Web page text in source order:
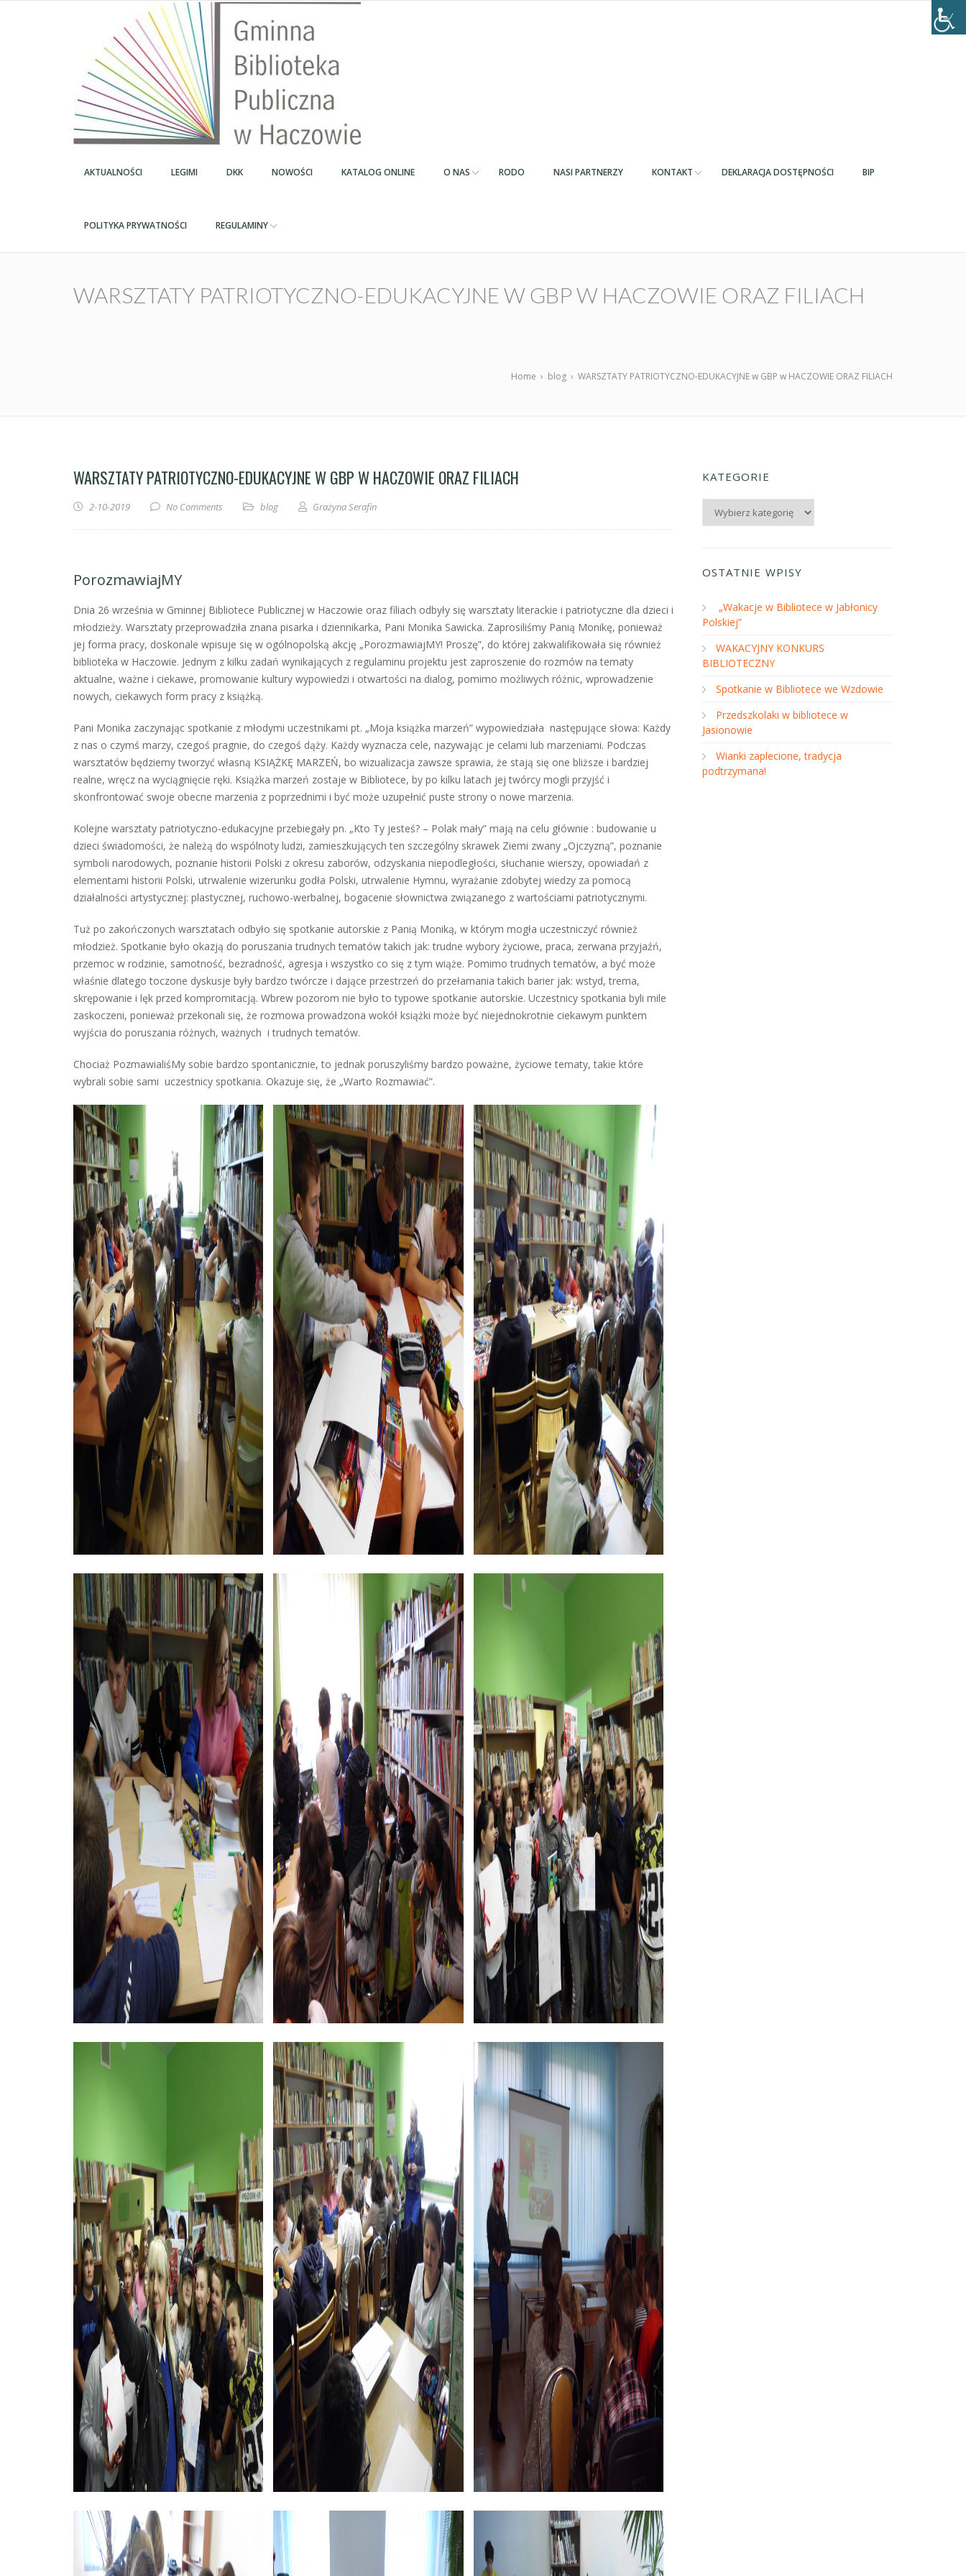
AKTUALNOŚCI LEGIMI DKK NOWOŚCI KATALOG ONLINE O NAS RODO NASI PARTNERZY KONTAKT DEKLARACJA DOSTĘPNOŚCI BIP
POLITYKA PRYWATNOŚCI REGULAMINY
WARSZTATY PATRIOTYCZNO-EDUKACYJNE W GBP W HACZOWIE ORAZ FILIACH
Home › blog › WARSZTATY PATRIOTYCZNO-EDUKACYJNE w GBP w HACZOWIE ORAZ FILIACH
WARSZTATY PATRIOTYCZNO-EDUKACYJNE W GBP W HACZOWIE ORAZ FILIACH
2-10-2019 No Comments blog Grażyna Serafin
PorozmawiajMY
Dnia 26 września w Gminnej Bibliotece Publicznej w Haczowie oraz filiach odbyły się warsztaty literackie i patriotyczne dla dzieci i
młodzieży. Warsztaty przeprowadziła znana pisarka i dziennikarka, Pani Monika Sawicka. Zaprosiliśmy Panią Monikę, ponieważ
jej forma pracy, doskonale wpisuje się w ogólnopolską akcję „PorozmawiajMY! Proszę”, do której zakwalifikowała się również
biblioteka w Haczowie. Jednym z kilku zadań wynikających z regulaminu projektu jest zaproszenie do rozmów na tematy
aktualne, ważne i ciekawe, promowanie kultury wypowiedzi i otwartości na dialog, pomimo możliwych różnic, wprowadzenie
nowych, ciekawych form pracy z książką.
Pani Monika zaczynając spotkanie z młodymi uczestnikami pt. „Moja książka marzeń” wypowiedziała następujące słowa: Każdy
z nas o czymś marzy, czegoś pragnie, do czegoś dąży. Każdy wyznacza cele, nazywając je celami lub marzeniami. Podczas
warsztatów będziemy tworzyć własną KSIĄŻKĘ MARZEŃ, bo wizualizacja zawsze sprawia, że stają się one bliższe i bardziej
realne, wręcz na wyciągnięcie ręki. Książka marzeń zostaje w Bibliotece, by po kilku latach jej twórcy mogli przyjść i
skonfrontować swoje obecne marzenia z poprzednimi i być może uzupełnić puste strony o nowe marzenia.
Kolejne warsztaty patriotyczno-edukacyjne przebiegały pn. „Kto Ty jesteś? – Polak mały” mają na celu głównie : budowanie u
dzieci świadomości, że należą do wspólnoty ludzi, zamieszkujących ten szczególny skrawek Ziemi zwany „Ojczyzną”, poznanie
symboli narodowych, poznanie historii Polski z okresu zaborów, odzyskania niepodległości, słuchanie wierszy, opowiadań z
elementami historii Polski, utrwalenie wizerunku godła Polski, utrwalenie Hymnu, wyrażanie zdobytej wiedzy za pomocą
działalności artystycznej: plastycznej, ruchowo-werbalnej, bogacenie słownictwa związanego z wartościami patriotycznymi.
Tuż po zakończonych warsztatach odbyło się spotkanie autorskie z Panią Moniką, w którym mogła uczestniczyć również
młodzież. Spotkanie było okazją do poruszania trudnych tematów takich jak: trudne wybory życiowe, praca, zerwana przyjaźń,
przemoc w rodzinie, samotność, bezradność, agresja i wszystko co się z tym wiąże. Pomimo trudnych tematów, a być może
właśnie dlatego toczone dyskusje były bardzo twórcze i dające przestrzeń do przełamania takich barier jak: wstyd, trema,
skrępowanie i lęk przed kompromitacją. Wbrew pozorom nie było to typowe spotkanie autorskie. Uczestnicy spotkania byli mile
zaskoczeni, ponieważ przekonali się, że rozmowa prowadzona wokół książki może być niejednokrotnie ciekawym punktem
wyjścia do poruszania różnych, ważnych i trudnych tematów.
Chociaż PozmawialiśMy sobie bardzo spontanicznie, to jednak poruszyliśmy bardzo poważne, życiowe tematy, takie które
wybrali sobie sami uczestnicy spotkania. Okazuje się, że „Warto Rozmawiać”.
KATEGORIE
Kategorie
OSTATNIE WPISY
„Wakacje w Bibliotece w Jabłonicy
Polskiej”
WAKACYJNY KONKURS
BIBLIOTECZNY
Spotkanie w Bibliotece we Wzdowie
Przedszkolaki w bibliotece w
Jasionowie
Wianki zaplecione, tradycja
podtrzymana!